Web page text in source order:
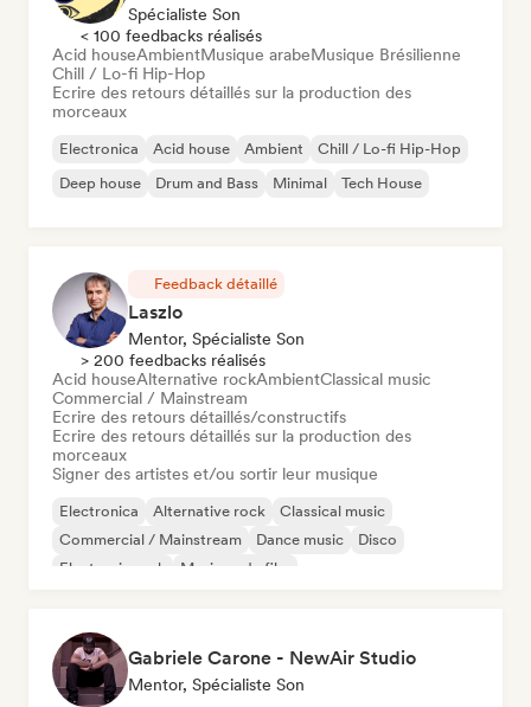
Spécialiste Son
< 100 feedbacks réalisés
Acid houseAmbientMusique arabeMusique Brésilienne
Chill / Lo-fi Hip-Hop
Ecrire des retours détaillés sur la production des
morceaux
Electronica Acid house Ambient
Chill / Lo-fi Hip-Hop
Deep house
Drum and Bass Minimal Tech House
Feedback détaillé
Laszlo
Mentor, Spécialiste Son
> 200 feedbacks réalisés
Acid houseAlternative rockAmbientClassical music
Commercial / Mainstream
Ecrire des retours détaillés/constructifs
Ecrire des retours détaillés sur la production des
morceaux
Signer des artistes et/ou sortir leur musique
Electronica Alternative rock
Classical music
Commercial / Mainstream
Dance music
Disco
Electronic rock
Musique de film
Gabriele Carone - NewAir Studio
Mentor, Spécialiste Son